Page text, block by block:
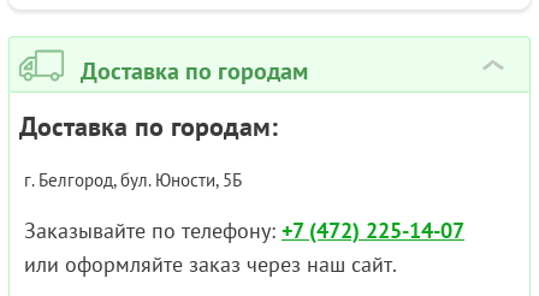
Доставка по городам ›
Доставка по городам:
г. Белгород, бул. Юности, 5Б
Заказывайте по телефону: +7 (472) 225-14-07
или оформляйте заказ через наш сайт.